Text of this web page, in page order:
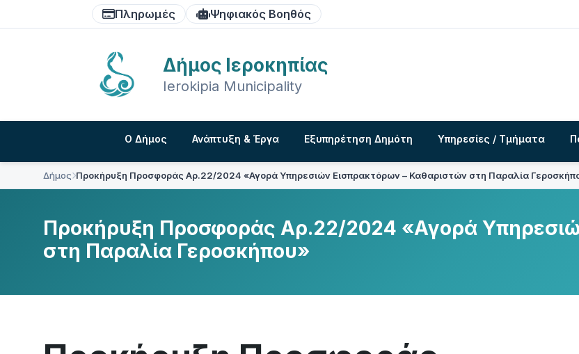
content
main
footer
Πληρωμές Ψηφιακός Βοηθός
Δήμος Ιεροκηπίας
Ierokipia Municipality
Ο Δήμος Ανάπτυξη & Έργα Εξυπηρέτηση Δημότη Υπηρεσίες / Τμήματα
Δήμος Προκήρυξη Προσφοράς Αρ.22/2024 «Αγορά Υπηρεσιών Εισπρακτόρων – Καθαριστών στη Παραλία
Προκήρυξη Προσφοράς Αρ.22/2024 «Αγορά
στη Παραλία Γεροσκήπου»